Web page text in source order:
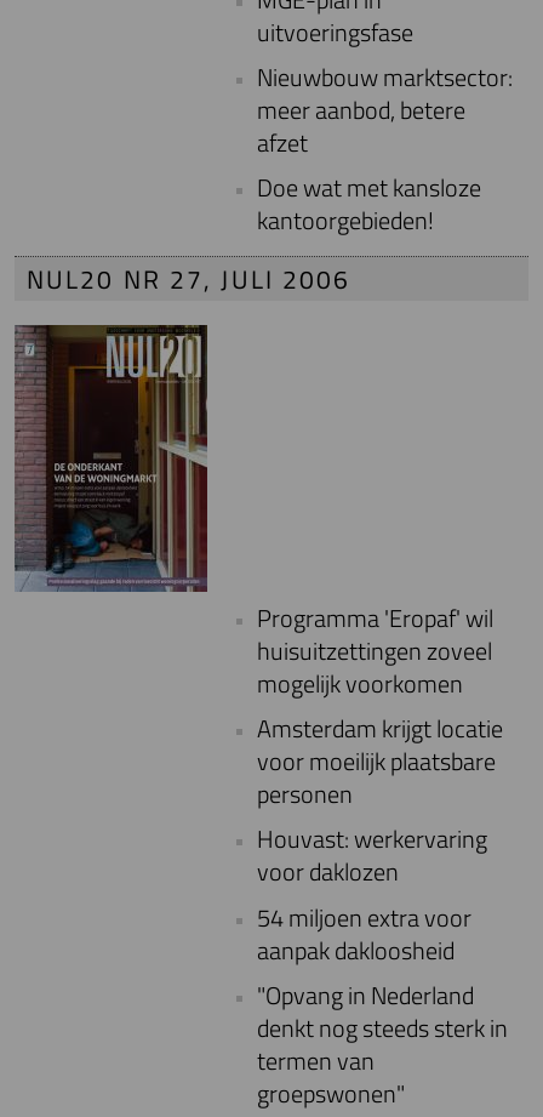
uitvoeringsfase
Nieuwbouw marktsector:
meer aanbod, betere
afzet
Doe wat met kansloze
kantoorgebieden!
NUL20 NR 27, JULI 2006
Programma 'Eropaf' wil
huisuitzettingen zoveel
mogelijk voorkomen
Amsterdam krijgt locatie
voor moeilijk plaatsbare
personen
Houvast: werkervaring
voor daklozen
54 miljoen extra voor
aanpak dakloosheid
"Opvang in Nederland
denkt nog steeds sterk in
termen van
groepswonen"